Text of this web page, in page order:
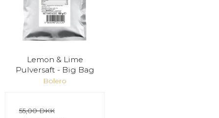
Lemon & Lime
Pulversaft - Big Bag
Bolero
55,00 DKK